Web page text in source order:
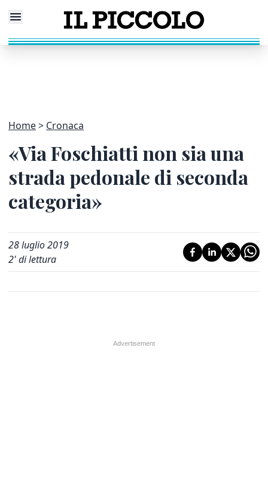
Home Cronaca
«Via Foschiatti non sia una
strada pedonale di seconda
categoria»
28 luglio 2019
2' di lettura